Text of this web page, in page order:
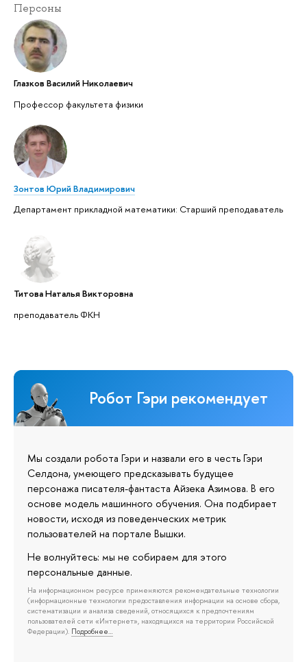
Персоны
Глазков Василий Николаевич
Профессор факультета физики
Зонтов Юрий Владимирович
Департамент прикладной математики: Старший преподаватель
Титова Наталья Викторовна
преподаватель ФКН
Робот Гэри рекомендует
Мы создали робота Гэри и назвали его в честь Гэри
Селдона, умеющего предсказывать будущее
персонажа писателя-фантаста Айзека Азимова. В его
основе модель машинного обучения. Она подбирает
новости, исходя из поведенческих метрик
пользователей на портале Вышки.
Не волнуйтесь: мы не собираем для этого
персональные данные.
На информационном ресурсе применяются рекомендательные технологии
(информационные технологии предоставления информации на основе сбора,
систематизации и анализа сведений, относящихся к предпочтениям
пользователей сети «Интернет», находящихся на территории Российской
Федерации). Подробнее…